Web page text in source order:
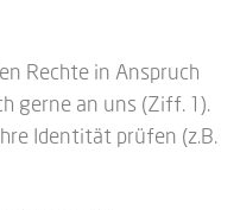
Rechte in Anspruch
gerne an uns (Ziff. 1).
Identität prüfen (z.B.